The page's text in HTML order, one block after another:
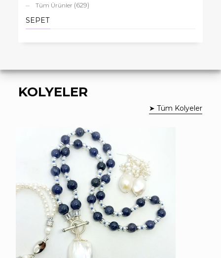
Tüm Ürünler (629)
SEPET
KOLYELER
➤ Tüm Kolyeler